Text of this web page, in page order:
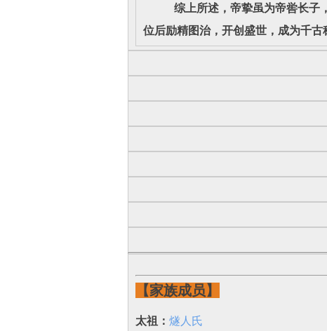
综上所述，帝挚虽为帝喾长子，
位后励精图治，开创盛世，成为千古
【家族成员】
太祖： 燧人氏